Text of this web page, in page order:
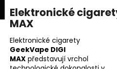
Přejít
na
obsah
Elektronické
MAX
Elektronické cigarety
GeekVape DIGI
MAX představují vrchol
o Zpět
Zpět
C